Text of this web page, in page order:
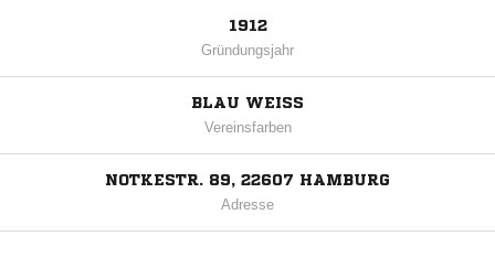
1912
Gründungsjahr
BLAU WEISS
Vereinsfarben
NOTKESTR. 89, 22607 HAMBURG
Adresse